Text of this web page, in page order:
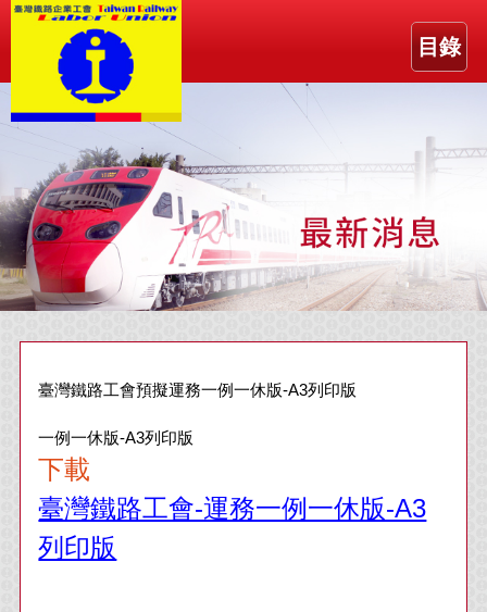
目錄
臺灣鐵路工會預擬運務一例一休版-A3列印版
一例一休版-A3列印版
下載
臺灣鐵路工會-運務一例一休版-A3
列印版